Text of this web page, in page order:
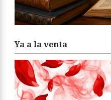
Ya a la venta